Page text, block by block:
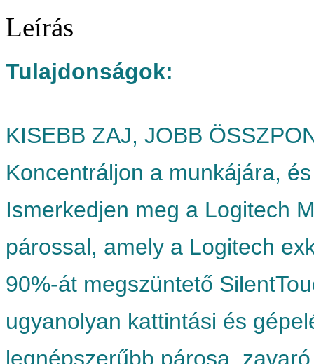
Leírás
Tulajdonságok:
KISEBB ZAJ, JOBB
Koncentráljon a munkájára,
Ismerkedjen meg a Logitech
párossal, amely a Logitech
90%-át megszüntető
ugyanolyan kattintási és
legnépszerűbb párosa,